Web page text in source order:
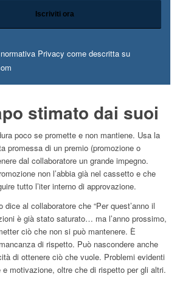
Privacy come descritta su
stimato dai suoi
poco se promette e non mantiene. Usa la
promessa di un premio (promozione o
dal collaboratore un grande impegno.
non l’abbia già nel cassetto e che
tutto l’iter interno di approvazione.
dice al collaboratore che “Per quest’anno il
è già stato saturato… ma l’anno prossimo,
ciò che non si può mantenere. È
di rispetto. Può nascondere anche
di ottenere ciò che vuole. Problemi evidenti
motivazione, oltre che di rispetto per gli altri.